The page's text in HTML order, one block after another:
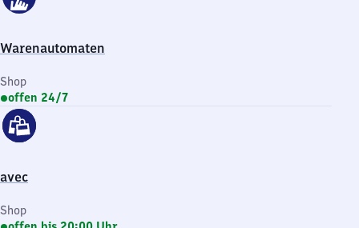
Warenautomaten
Shop
offen 24/7
avec
Shop